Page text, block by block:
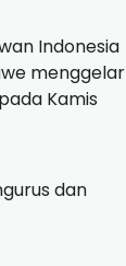
Indonesia
menggelar
Kamis
dan